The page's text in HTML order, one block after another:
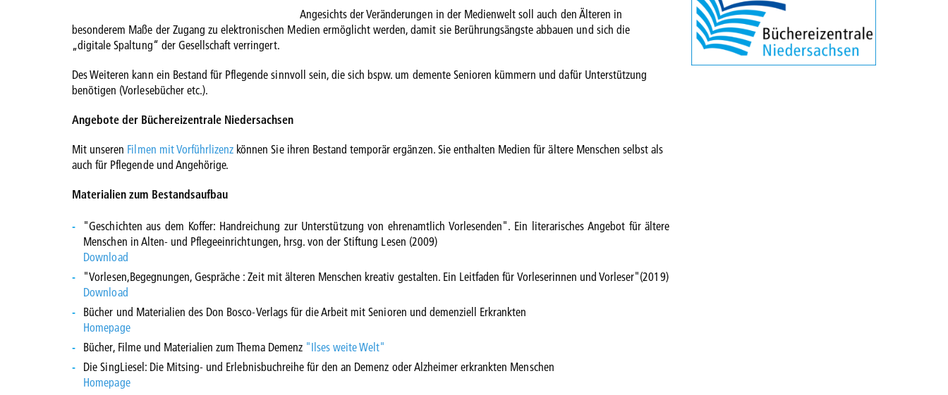
Angesichts der Veränderungen in der Medienwelt soll auch den Älteren in
besonderem Maße der Zugang zu elektronischen Medien ermöglicht werden, damit sie Berührungsängste abbauen und sich die
„digitale Spaltung“ der Gesellschaft verringert.
Des Weiteren kann ein Bestand für Pflegende sinnvoll sein, die sich bspw. um demente Senioren kümmern und dafür Unterstützung
benötigen (Vorlesebücher etc.).
Angebote der Büchereizentrale Niedersachsen
Mit unseren Filmen mit Vorführlizenz können Sie ihren Bestand temporär ergänzen. Sie enthalten Medien für ältere Menschen selbst als
auch für Pflegende und Angehörige.
Materialien zum Bestandsaufbau
"Geschichten aus dem Koffer: Handreichung zur Unterstützung von ehrenamtlich Vorlesenden". Ein literarisches Angebot für ältere
Menschen in Alten- und Pflegeeinrichtungen, hrsg. von der Stiftung Lesen (2009)
Download
"Vorlesen,Begegnungen, Gespräche : Zeit mit älteren Menschen kreativ gestalten. Ein Leitfaden für Vorleserinnen und Vorleser"(2019)
Download
Bücher und Materialien des Don Bosco-Verlags für die Arbeit mit Senioren und demenziell Erkrankten
Homepage
Bücher, Filme und Materialien zum Thema Demenz "Ilses weite Welt"
Die SingLiesel: Die Mitsing- und Erlebnisbuchreihe für den an Demenz oder Alzheimer erkrankten Menschen
Homepage